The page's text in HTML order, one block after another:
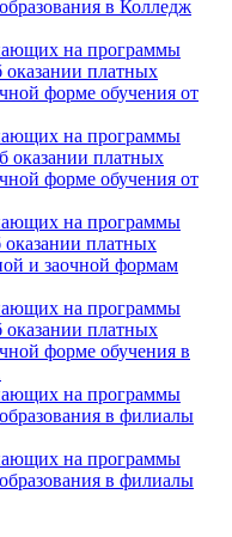
в Колледж
на программы
оказании платных
форме обучения от
на программы
оказании платных
форме обучения от
на программы
платных
и заочной формам
на программы
оказании платных
форме обучения в
на программы
в филиалы
на программы
в филиалы